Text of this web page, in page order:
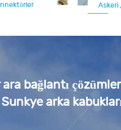
Askeri
Otomotiv Elektrik Konnektörleri
bağlantı
arka